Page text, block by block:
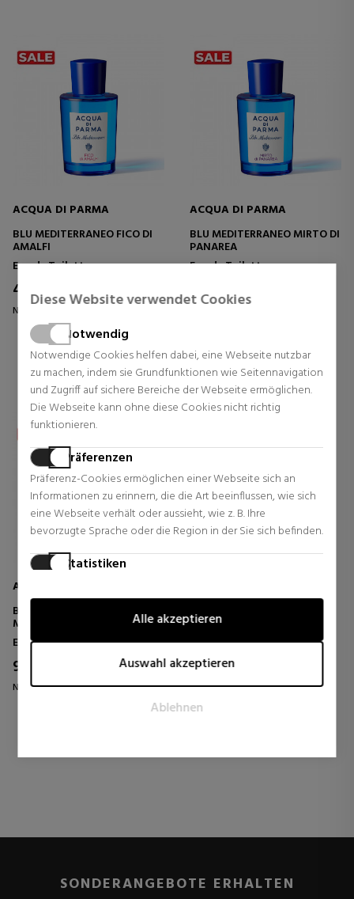
Diese Website verwendet Cookies
Notwendig
Notwendige Cookies helfen dabei, eine Webseite nutzbar
zu machen, indem sie Grundfunktionen wie Seitennavigation
und Zugriff auf sichere Bereiche der Webseite ermöglichen.
Die Webseite kann ohne diese Cookies nicht richtig
funktionieren.
Präferenzen
Präferenz-Cookies ermöglichen einer Webseite sich an
Informationen zu erinnern, die die Art beeinflussen, wie sich
eine Webseite verhält oder aussieht, wie z. B. Ihre
bevorzugte Sprache oder die Region in der Sie sich befinden.
Statistiken
wie Besucher mit Webseiten interagieren, indem
Informationen anonym gesammelt und gemeldet werden.
Marketing-Cookies werden verwendet, um Besucher auf
Webseiten zu verfolgen. Die Absicht ist, Anzeigen zu zeigen,
die relevant und ansprechend für den einzelnen Benutzer
Alle akzeptieren
Auswahl akzeptieren
Ablehnen
ACQUA DI PARMA
BLU MEDITERRANEO FICO DI
AMALFI
Eau de Toilette
46,66 €
Normal Preis 79,90 €
18 Rezensionen
ACQUA DI PARMA
BLU MEDITERRANEO MIRTO DI
PANAREA
Eau de Toilette
95,90 €
ACQUA DI PARMA
BLU MEDITERRANEO
MANDORLO DI SICILIA EAU DE
TOILETTE
Eau de Toilette
98,61 €
Normal Preis 160,22 €
SONDERANGEBOTE ERHALTEN